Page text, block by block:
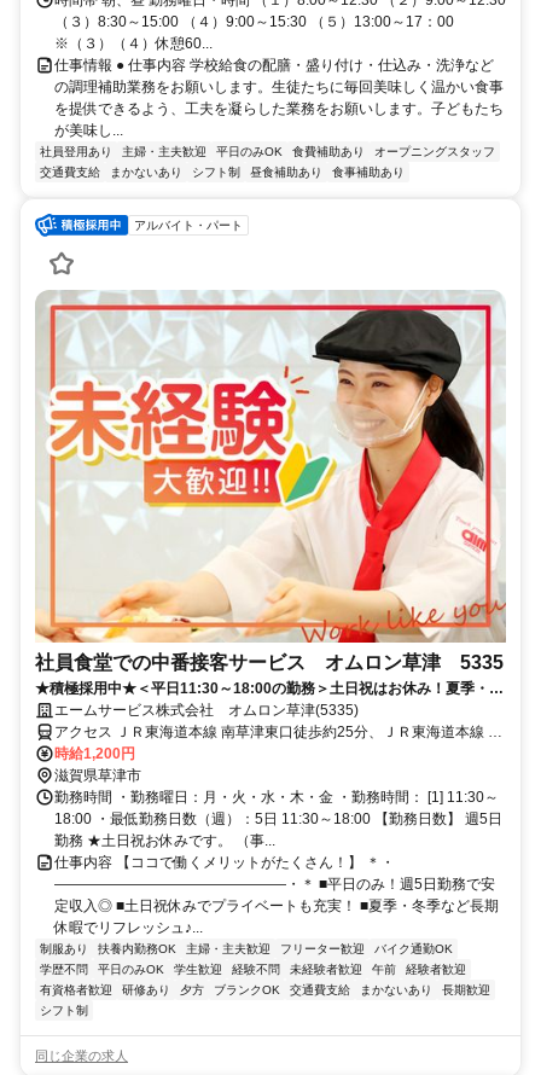
（３）8:30～15:00 （４）9:00～15:30 （５）13:00～17：00
※（３）（４）休憩60...
仕事情報 ● 仕事内容 学校給食の配膳・盛り付け・仕込み・洗浄など
の調理補助業務をお願いします。生徒たちに毎回美味しく温かい食事
を提供できるよう、工夫を凝らした業務をお願いします。子どもたち
が美味し...
社員登用あり 主婦・主夫歓迎 平日のみOK 食費補助あり
オープニングスタッフ
交通費支給
まかないあり シフト制 昼食補助あり 食事補助あり
アルバイト・パート
社員食堂での中番接客サービス オムロン草津 5335
★積極採用中★＜平日11:30～18:00の勤務＞土日祝はお休み！夏季・冬
季などの長期休暇でプライベートも充実◎
エームサービス株式会社 オムロン草津(5335)
アクセス ＪＲ東海道本線 南草津東口徒歩約25分、ＪＲ東海道本線 栗
東西口徒歩約44分、ＪＲ東海道本線 瀬田（滋賀県）南口徒歩約61分
※住所から自動設定しているため、MAPの位置がずれている場合がご
ざいます
時給1,200円
滋賀県草津市
勤務時間 ・勤務曜日：月・火・水・木・金 ・勤務時間： [1] 11:30～
18:00 ・最低勤務日数（週）：5日 11:30～18:00 【勤務日数】 週5日
勤務 ★土日祝お休みです。 （事...
仕事内容 【ココで働くメリットがたくさん！】 ＊・
――――――――――――――――・＊ ■平日のみ！週5日勤務で安
定収入◎ ■土日祝休みでプライベートも充実！ ■夏季・冬季など長期
休暇でリフレッシュ♪...
制服あり 扶養内勤務OK 主婦・主夫歓迎 フリーター歓迎
バイク通勤OK
学歴不問
平日のみOK 学生歓迎 経験不問 未経験者歓迎 午前
経験者歓迎
有資格者歓迎
研修あり 夕方 ブランクOK 交通費支給 まかないあり
長期歓迎
シフト制
同じ企業の求人